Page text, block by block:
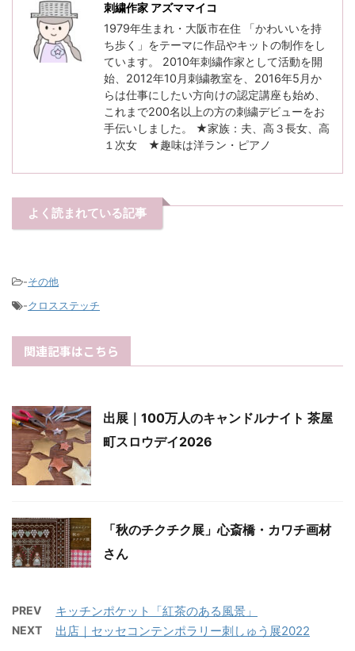
刺繍作家 アズママイコ
1979年生まれ・大阪市在住 「かわいいを持
ち歩く」をテーマに作品やキットの制作をし
ています。 2010年刺繍作家として活動を開
始、2012年10月刺繍教室を、2016年5月か
らは仕事にしたい方向けの認定講座も始め、
これまで200名以上の方の刺繍デビューをお
手伝いしました。 ★家族：夫、高３長女、高
１次女 ★趣味は洋ラン・ピアノ
よく読まれている記事
-その他
-クロスステッチ
関連記事はこちら
出展｜100万人のキャンドルナイト 茶屋
町スロウデイ2026
「秋のチクチク展」心斎橋・カワチ画材
さん
PREV キッチンポケット「紅茶のある風景」
NEXT 出店｜セッセコンテンポラリー刺しゅう展2022